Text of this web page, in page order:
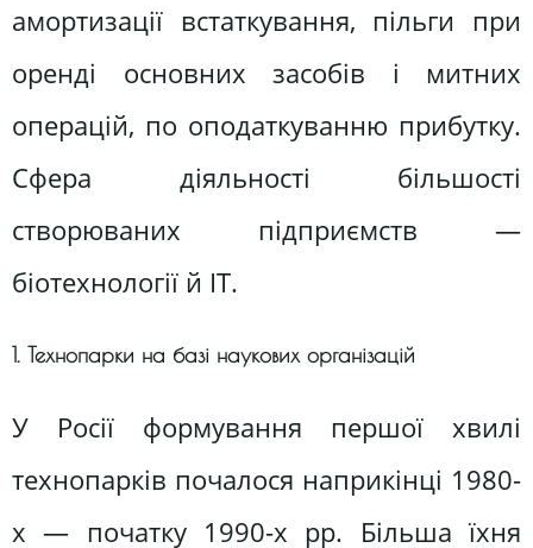
амортизації встаткування, пільги при
оренді основних засобів і митних
операцій, по оподаткуванню прибутку.
Сфера діяльності більшості
створюваних підприємств —
біотехнології й ІT.
1. Технопарки на базі наукових організацій
У Росії формування першої хвилі
технопарків почалося наприкінці 1980-
х — початку 1990-х рр. Більша їхня